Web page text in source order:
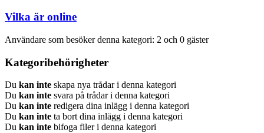
Vilka är online
Användare som besöker denna kategori: 2 och 0 gäster
Kategoribehörigheter
Du kan inte skapa nya trådar i denna kategori
Du kan inte svara på trådar i denna kategori
Du kan inte redigera dina inlägg i denna kategori
Du kan inte ta bort dina inlägg i denna kategori
Du kan inte bifoga filer i denna kategori